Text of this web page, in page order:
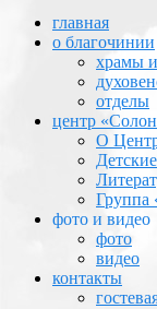
главная
о благочинии
храмы
отделы
центр
О
Группа
фото и видео
фото
видео
контакты